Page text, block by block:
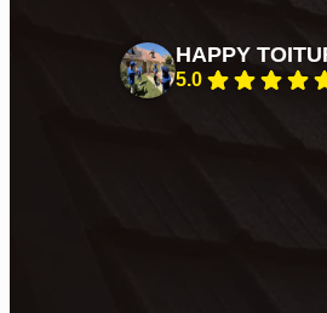
HAPPY
5.0